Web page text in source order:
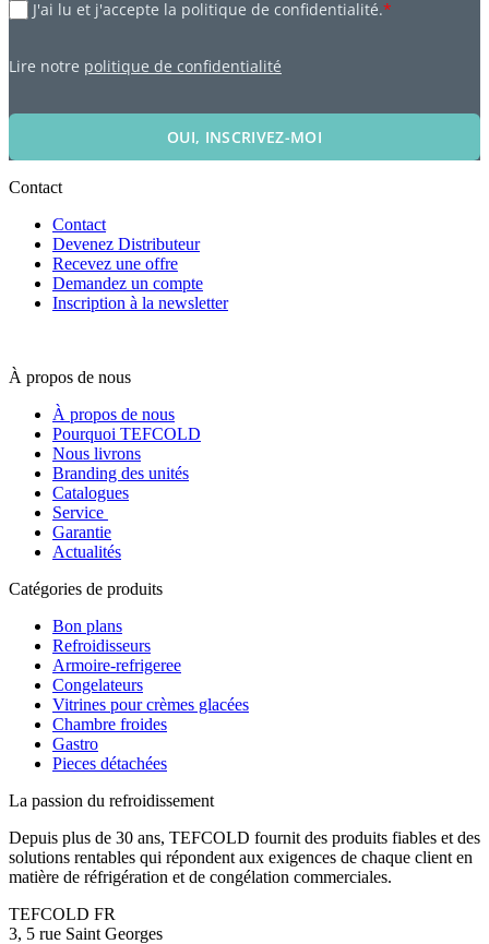
J'ai lu et j'accepte la politique de confidentialité.*
Lire notre politique de confidentialité
OUI, INSCRIVEZ-MOI
Contact
Contact
Devenez Distributeur
Recevez une offre
Demandez un compte
Inscription à la newsletter
À propos de nous
À propos de nous
Pourquoi TEFCOLD
Nous livrons
Branding des unités
Catalogues
Service
Garantie
Actualités
Catégories de produits
Bon plans
Refroidisseurs
Armoire-refrigeree
Congelateurs
Vitrines pour crèmes glacées
Chambre froides
Gastro
Pieces détachées
La passion du refroidissement
Depuis plus de 30 ans, TEFCOLD fournit des produits fiables et des
solutions rentables qui répondent aux exigences de chaque client en
matière de réfrigération et de congélation commerciales.
TEFCOLD FR
3, 5 rue Saint Georges